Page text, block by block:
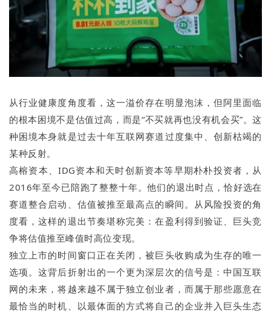
从行业健康度角度看，这一溢价存在明显泡沫，但阿里面临
的根本困境不是估值过高，而是“不买就再也没有机会买”。这
种困境本身就是过去十年互联网赛道过度集中、创新枯竭的
某种反射。
高榕资本、IDG资本和天时创新资本等早期朴朴投资者，从
2016年至今已陪跑了整整十年。他们的退出时点，恰好选在
赛道整合启动、估值被推至最高点的瞬间。从风险投资的角
度看，这样的退出节奏堪称完美：在盈利得到验证、巨头竞
争将估值推至峰值时高位变现。
独立上市的时间窗口正在关闭，被巨头收购成为生存的唯一
选项。这背后折射出的一个更为深层次的信号是：中国互联
网的未来，将越来越不属于独立创业者，而属于那些愿意在
最恰当的时机、以最体面的方式将自己的企业并入巨头生态